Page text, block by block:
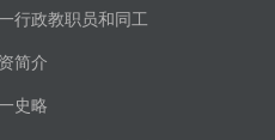
行政教职员和同工
简介
史略